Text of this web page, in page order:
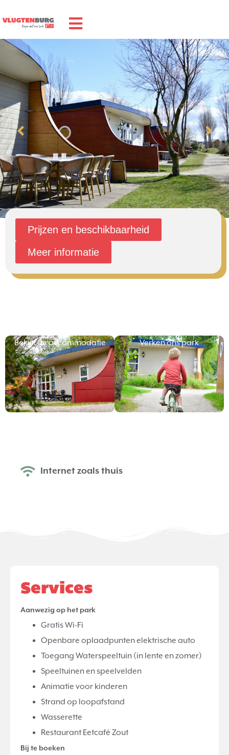
Bekijk de accommodatie Verken ons park
Prijzen en beschikbaarheid
Meer informatie
Internet zoals thuis
Services
Aanwezig op het park
Gratis Wi-Fi
Openbare oplaadpunten elektrische auto
Toegang Waterspeeltuin (in lente en zomer)
Speeltuinen en speelvelden
Animatie voor kinderen
Strand op loopafstand
Wasserette
Restaurant Eetcafé Zout
Bij te boeken